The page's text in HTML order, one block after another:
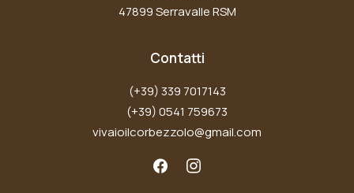
47899 Serravalle RSM
Contatti
(+39) 339 7017143
(+39) 0541 759673
vivaioilcorbezzolo@gmail.com